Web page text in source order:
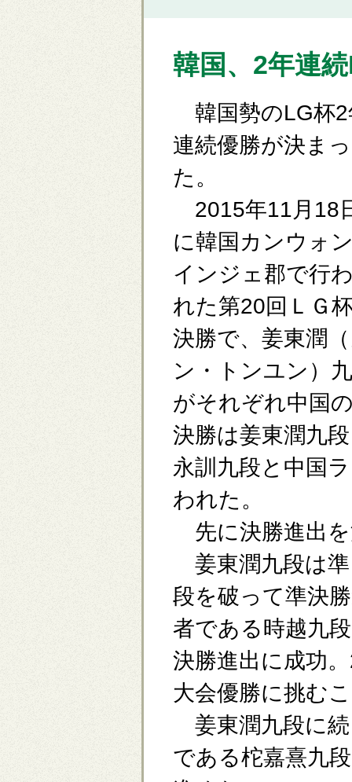
韓国、2年連
韓国勢のLG杯2
連続優勝が決まっ
た。
2015年11月18
に韓国カンウォ
インジェ郡で行
れた第20回ＬＧ
決勝で、姜東潤
ン・トンユン）
がそれぞれ中国
決勝は姜東潤九
永訓九段と中国
われた。
先に決勝進出
姜東潤九段は準
段を破って準決
者である時越九
決勝進出に成功
大会優勝に挑む
姜東潤九段に続
である柁嘉熹九